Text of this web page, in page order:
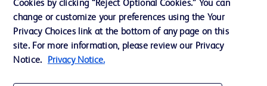
联系我们
Cookie 政策
隐私政策
Cookies by clicking “Reject Optional Cookies.” You can
change or customize your preferences using the Your
Privacy Choices link at the bottom of any page on this
site. For more information, please review our Privacy
Notice.
Privacy Notice.